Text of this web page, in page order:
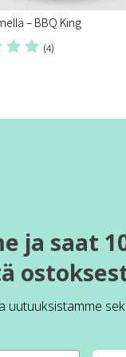
– BBQ King
(4)
ja saat
uutuuksistamme